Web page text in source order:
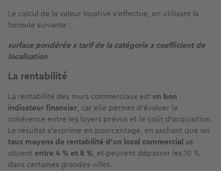
Le calcul de la valeur locative s’effectue, en utilisant la
formule suivante :
surface pondérée x tarif de la catégorie x coefficient de
localisation
La rentabilité
La rentabilité des murs commerciaux est un bon
indicateur financier, car elle permet d’évaluer la
cohérence entre les loyers prévus et le coût d'acquisition.
Le résultat s’exprime en pourcentage, en sachant que les
taux moyens de rentabilité d’un local commercial se
situent entre 4 % et 8 %, et peuvent dépasser les 10 %
dans certaines grandes villes.